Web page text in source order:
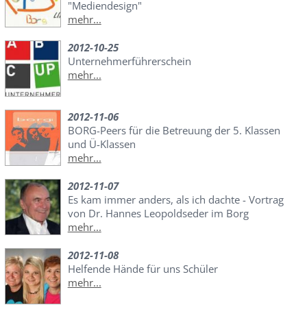
"Mediendesign"
mehr...
2012-10-25
Unternehmerführerschein
mehr...
2012-11-06
BORG-Peers für die Betreuung der 5. Klassen
und Ü-Klassen
mehr...
2012-11-07
Es kam immer anders, als ich dachte - Vortrag
von Dr. Hannes Leopoldseder im Borg
mehr...
2012-11-08
Helfende Hände für uns Schüler
mehr...